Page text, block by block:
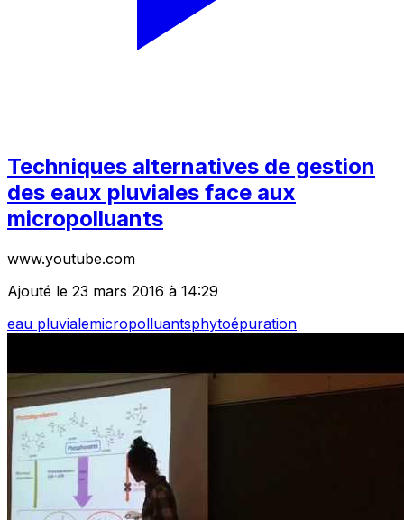
Techniques alternatives de gestion
des eaux pluviales face aux
micropolluants
www.youtube.com
Ajouté le 23 mars 2016 à 14:29
eau pluvialemicropolluantsphytoépuration